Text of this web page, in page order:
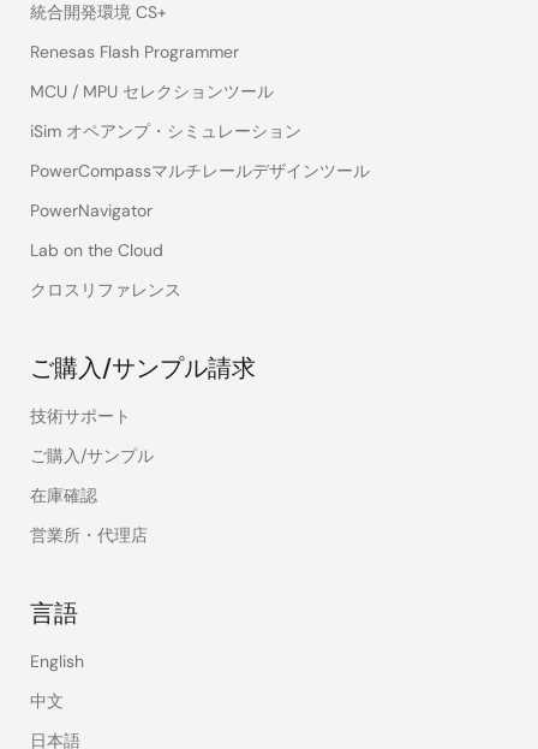
統合開発環境 CS+
Renesas Flash Programmer
MCU / MPU セレクションツール
iSim オペアンプ・シミュレーション
PowerCompassマルチレールデザインツール
PowerNavigator
Lab on the Cloud
クロスリファレンス
ご購入/サンプル請求
技術サポート
ご購入/サンプル
在庫確認
営業所・代理店
言語
English
中文
日本語